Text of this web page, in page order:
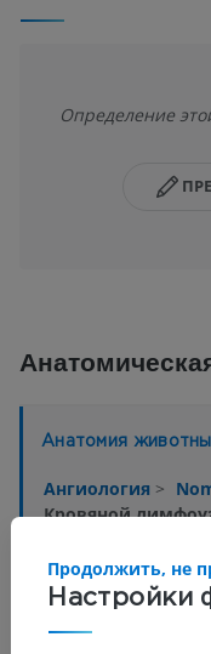
Определение
Анатомия
Ангиология >
Кровяной
Основные
относящихся к
Настройки
Продолжить, не